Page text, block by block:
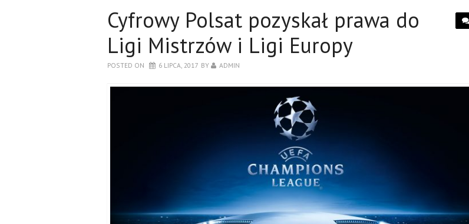
Cyfrowy Polsat pozyskał prawa do
Ligi Mistrzów i Ligi Europy
POSTED ON 6 LIPCA, 2017 BY ADMIN